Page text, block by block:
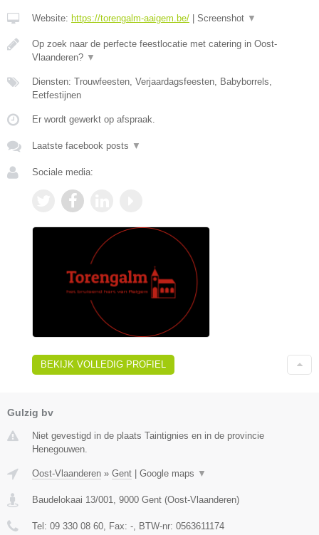
Website: https://torengalm-aaigem.be/ Screenshot ▼
Op zoek naar de perfecte feestlocatie met catering in Oost-
Vlaanderen? ▼
Diensten: Trouwfeesten, Verjaardagsfeesten, Babyborrels,
Eetfestijnen
Er wordt gewerkt op afspraak.
Laatste facebook posts ▼
Sociale media:
BEKIJK VOLLEDIG PROFIEL
Gulzig bv
Niet gevestigd in de plaats Taintignies en in de provincie
Henegouwen.
Oost-Vlaanderen » Gent Google maps ▼
Baudelokaai 13/001 9000 Gent (Oost-Vlaanderen)
Tel: 09 330 08 60 , Fax: - , BTW-nr: 0563611174